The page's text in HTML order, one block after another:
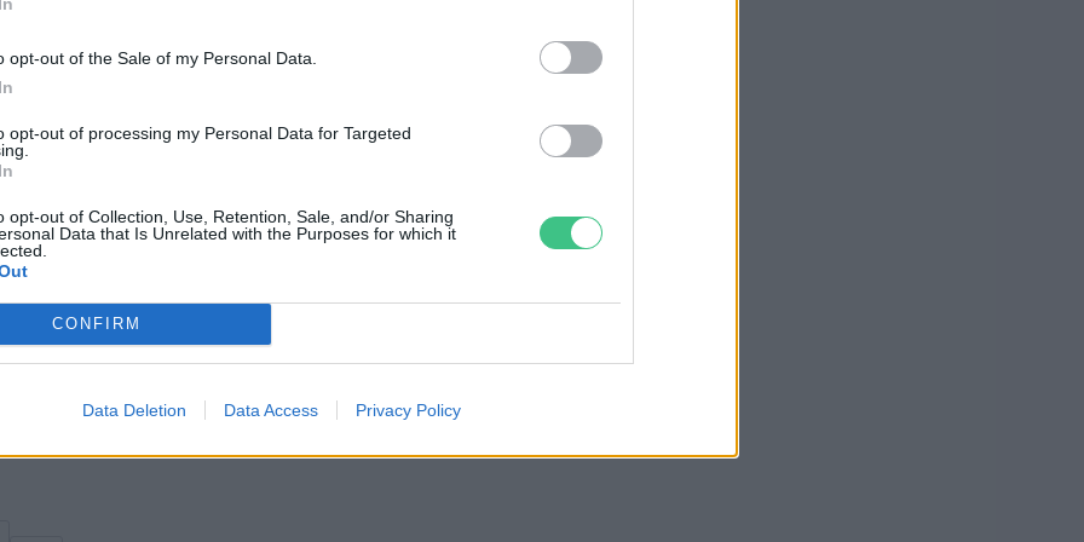
opt-out of the Sale of my Personal Data.
opt-out of processing my Personal Data for Targeted
opt-out of Collection, Use, Retention, Sale, and/or Sharing
Data that Is Unrelated with the Purposes for which it
CONFIRM
Data Deletion Data Access Privacy Policy
helyzet megváltoztatásának kulcsát az
változásokra van szükség a
a termesztett növényfajták
is. Ráadásul mindezt úgy kell
csökkentése folytatódjon.